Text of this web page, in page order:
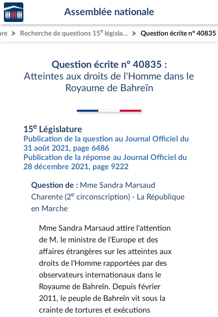
Aller au contenu
Aller en bas de la page
Accèder
à la
page
d'accueil
Assemblée nationale
Recherche de questions 15e législature Question écrite n° 40835
Question écrite n° 40835 :
Atteintes aux droits de l'Homme dans le
Royaume de Bahreïn
15e Législature
Publication de la question au Journal Officiel du
31 août 2021, page 6486
Publication de la réponse au Journal Officiel du
28 décembre 2021, page 9222
Question de : Mme Sandra Marsaud
Charente (2e circonscription) - La République
en Marche
Mme Sandra Marsaud attire l'attention
de M. le ministre de l'Europe et des
affaires étrangères sur les atteintes aux
droits de l'Homme rapportées par des
observateurs internationaux dans le
Royaume de Bahreïn. Depuis février
2011, le peuple de Bahreïn vit sous la
crainte de tortures et exécutions